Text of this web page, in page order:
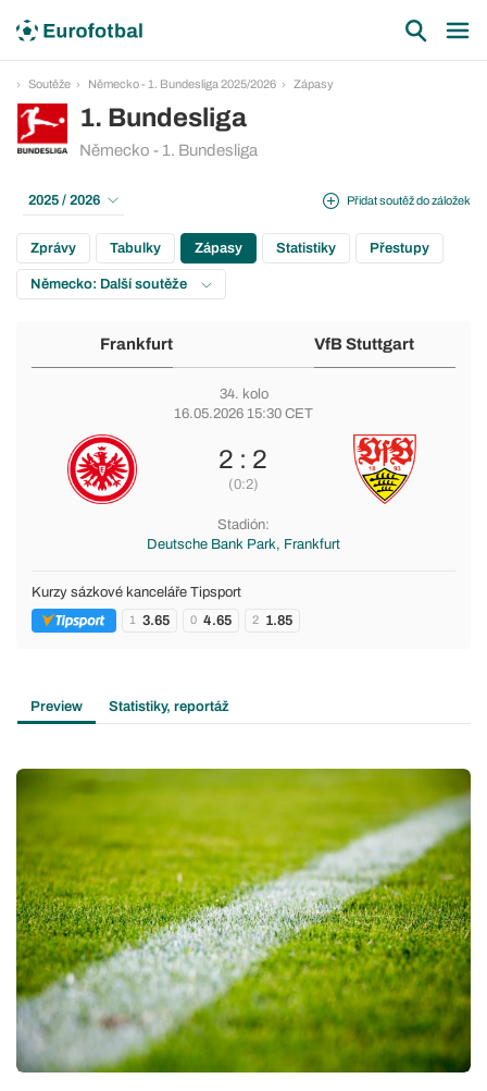
Soutěže Německo - 1. Bundesliga 2025/2026 Zápasy
1. Bundesliga
Německo - 1. Bundesliga
Přidat soutěž do záložek
2025 / 2026
Zprávy Tabulky Zápasy Statistiky Přestupy
Německo: Další soutěže
Frankfurt VfB Stuttgart
34. kolo
16.05.2026 15:30 CET
2 : 2
(0:2)
Stadión:
Deutsche Bank Park, Frankfurt
Kurzy sázkové kanceláře Tipsport
1 3.65 0 4.65 2 1.85
Preview Statistiky, reportáž